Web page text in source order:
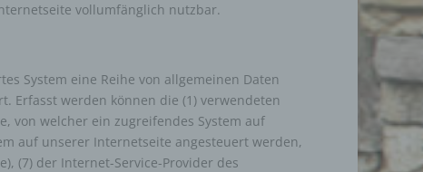
vollumfänglich nutzbar.
System eine Reihe von allgemeinen Daten
Erfasst werden können die (1) verwendeten
von welcher ein zugreifendes System auf
auf unserer Internetseite angesteuert werden,
(7) der Internet-Service-Provider des
die